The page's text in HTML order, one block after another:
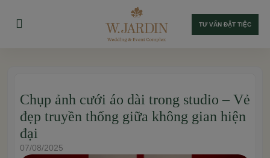
TƯ VẤN ĐẶT TIỆC
Chụp ảnh cưới áo dài trong studio – Vẻ
đẹp truyền thống giữa không gian hiện
đại
07/08/2025